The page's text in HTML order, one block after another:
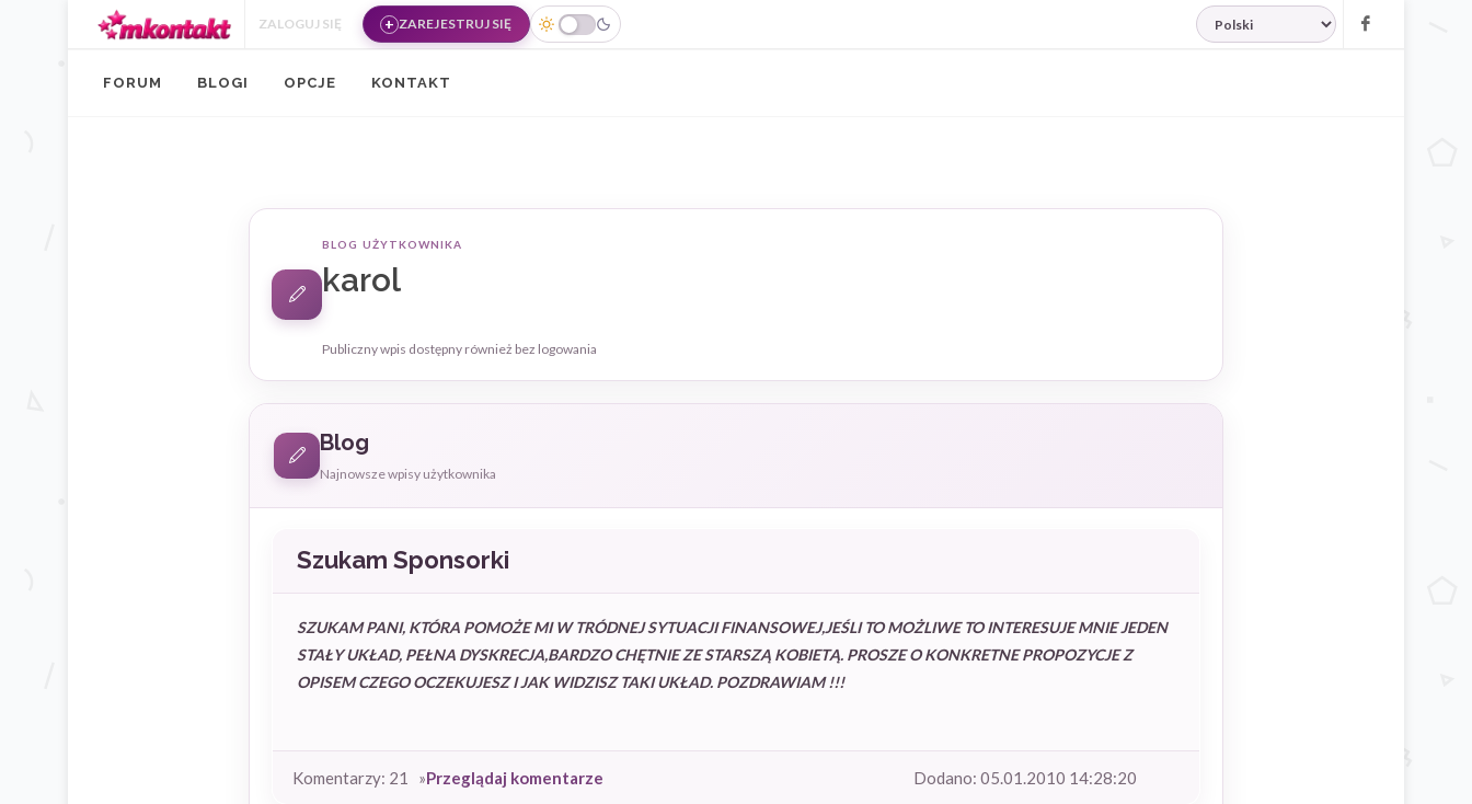
ZALOGUJ SIĘ
ZAREJESTRUJ SIĘ
JĘZYK
FORUM BLOGI OPCJE KONTAKT
BLOG UŻYTKOWNIKA
karol
Publiczny wpis dostępny również bez logowania
Blog
Najnowsze wpisy użytkownika
Szukam Sponsorki
SZUKAM PANI, KTÓRA POMOŻE MI W TRÓDNEJ SYTUACJI FINANSOWEJ,JEŚLI TO MOŻLIWE TO INTERESUJE MNIE JEDEN
STAŁY UKŁAD, PEŁNA DYSKRECJA,BARDZO CHĘTNIE ZE STARSZĄ KOBIETĄ. PROSZE O KONKRETNE PROPOZYCJE Z
OPISEM CZEGO OCZEKUJESZ I JAK WIDZISZ TAKI UKŁAD. POZDRAWIAM !!!
Komentarzy: 21 »Przeglądaj komentarze Dodano: 05.01.2010 14:28:20